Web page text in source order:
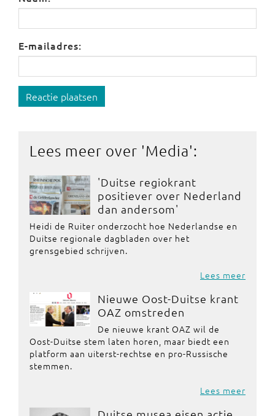
E-mailadres:
Reactie plaatsen
Lees meer over 'Media':
'Duitse regiokrant
positiever over Nederland
dan andersom'
Heidi de Ruiter onderzocht hoe Nederlandse en
Duitse regionale dagbladen over het
grensgebied schrijven.
Lees meer
Nieuwe Oost-Duitse krant
OAZ omstreden
De nieuwe krant OAZ wil de
Oost-Duitse stem laten horen, maar biedt een
platform aan uiterst-rechtse en pro-Russische
stemmen.
Lees meer